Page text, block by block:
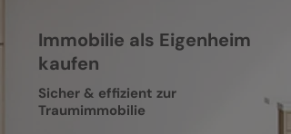
Immobilie als Eigenheim
kaufen
Sicher & effizient zur
Traumimmobilie